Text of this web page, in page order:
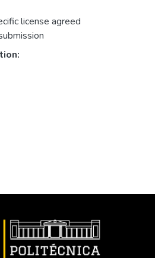
license agreed